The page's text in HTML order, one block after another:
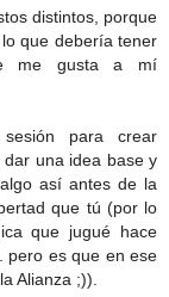
distintos, porque
que debería tener
me gusta a mí
para crear
una idea base y
así antes de la
que tú (por lo
que jugué hace
pero es que en ese
Alianza ;)).